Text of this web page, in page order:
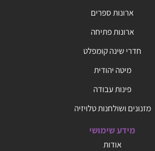
ארונות ספרים
ארונות פתיחה
חדרי שינה קומפלט
מיטה יהודית
פינות עבודה
מזנונים ושולחנות טלויזיה
מידע שימושי
אודות